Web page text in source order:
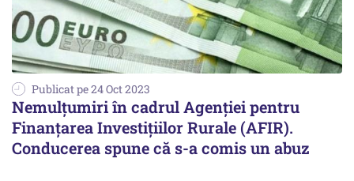
Publicat pe 24 Oct 2023
Nemulțumiri în cadrul Agenției pentru
Finanțarea Investițiilor Rurale (AFIR).
Conducerea spune că s-a comis un abuz